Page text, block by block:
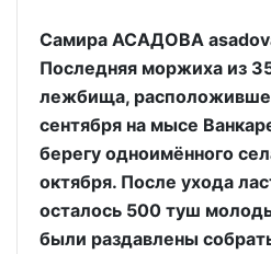
Самира АСАДОВА
Последняя моржиха из
лежбища,
сентября на мысе
берегу одноимённого
октября. После ухода
осталось 500 туш
были раздавлены